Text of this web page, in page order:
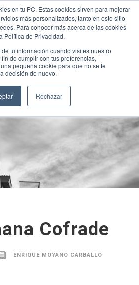
en tu PC. Estas cookies sirven para mejorar
más personalizados, tanto en este sitio
Para conocer más acerca de las cookies
Política de Privacidad.
tu información cuando visites nuestro
de cumplir con tus preferencias,
pequeña cookie para que no se te
decisión de nuevo.
Rechazar
|MOODLE|NEW INTRANET
sanjose@fundacionloyola.es
Cofrade
ENRIQUE MOYANO CARBALLO